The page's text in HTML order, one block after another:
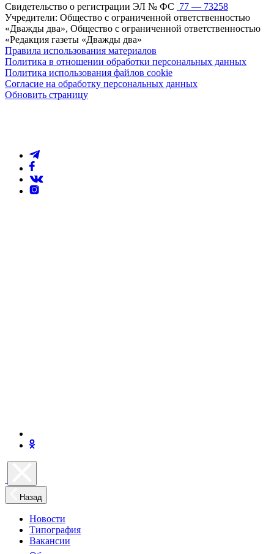
Свидетельство о регистрации ЭЛ № ФС 77 — 73258
Учредители: Общество с ограниченной ответственностью
«Дважды два», Общество с ограниченной ответственностью
«Редакция газеты «Дважды два»
Правила использования материалов
Политика в отношении обработки персональных данных
Политика использования файлов cookie
Согласие на обработку персональных данных
Обновить страницу
Назад
Новости
Типография
Вакансии